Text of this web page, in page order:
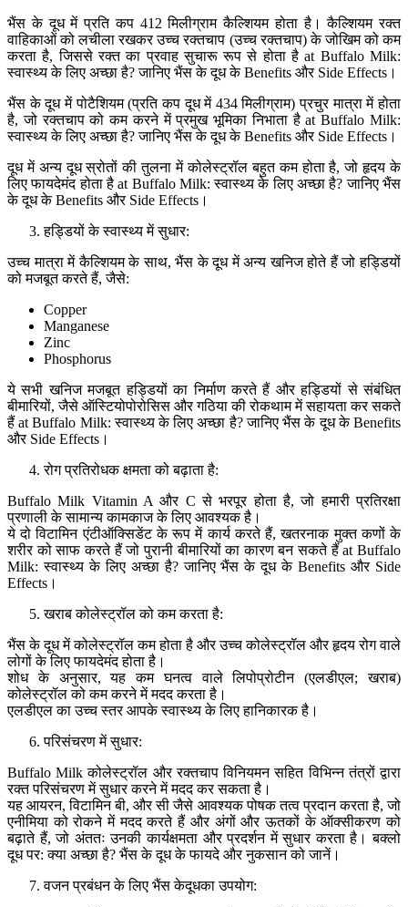
भैंस के दूध में प्रति कप 412 मिलीग्राम कैल्शियम होता है। कैल्शियम रक्त
वाहिकाओं को लचीला रखकर उच्च रक्तचाप (उच्च रक्तचाप) के जोखिम को कम
करता है, जिससे रक्त का प्रवाह सुचारू रूप से होता है at Buffalo Milk:
स्वास्थ्य के लिए अच्छा है? जानिए भैंस के दूध के Benefits और Side Effects।
भैंस के दूध में पोटैशियम (प्रति कप दूध में 434 मिलीग्राम) प्रचुर मात्रा में होता
है, जो रक्तचाप को कम करने में प्रमुख भूमिका निभाता है at Buffalo Milk:
स्वास्थ्य के लिए अच्छा है? जानिए भैंस के दूध के Benefits और Side Effects।
दूध में अन्य दूध स्रोतों की तुलना में कोलेस्ट्रॉल बहुत कम होता है, जो हृदय के
लिए फायदेमंद होता है at Buffalo Milk: स्वास्थ्य के लिए अच्छा है? जानिए भैंस
के दूध के Benefits और Side Effects।
हड्डियों के स्वास्थ्य में सुधार:
उच्च मात्रा में कैल्शियम के साथ, भैंस के दूध में अन्य खनिज होते हैं जो हड्डियों
को मजबूत करते हैं, जैसे:
Copper
Manganese
Zinc
Phosphorus
ये सभी खनिज मजबूत हड्डियों का निर्माण करते हैं और हड्डियों से संबंधित
बीमारियों, जैसे ऑस्टियोपोरोसिस और गठिया की रोकथाम में सहायता कर सकते
हैं at Buffalo Milk: स्वास्थ्य के लिए अच्छा है? जानिए भैंस के दूध के Benefits
और Side Effects।
रोग प्रतिरोधक क्षमता को बढ़ाता है:
Buffalo Milk Vitamin A और C से भरपूर होता है, जो हमारी प्रतिरक्षा
प्रणाली के सामान्य कामकाज के लिए आवश्यक है।
ये दो विटामिन एंटीऑक्सिडेंट के रूप में कार्य करते हैं, खतरनाक मुक्त कणों के
शरीर को साफ करते हैं जो पुरानी बीमारियों का कारण बन सकते हैं at Buffalo
Milk: स्वास्थ्य के लिए अच्छा है? जानिए भैंस के दूध के Benefits और Side
Effects।
खराब कोलेस्ट्रॉल को कम करता है:
भैंस के दूध में कोलेस्ट्रॉल कम होता है और उच्च कोलेस्ट्रॉल और हृदय रोग वाले
लोगों के लिए फायदेमंद होता है।
शोध के अनुसार, यह कम घनत्व वाले लिपोप्रोटीन (एलडीएल; खराब)
कोलेस्ट्रॉल को कम करने में मदद करता है।
एलडीएल का उच्च स्तर आपके स्वास्थ्य के लिए हानिकारक है।
परिसंचरण में सुधार:
Buffalo Milk कोलेस्ट्रॉल और रक्तचाप विनियमन सहित विभिन्न तंत्रों द्वारा
रक्त परिसंचरण में सुधार करने में मदद कर सकता है।
यह आयरन, विटामिन बी, और सी जैसे आवश्यक पोषक तत्व प्रदान करता है, जो
एनीमिया को रोकने में मदद करते हैं और अंगों और ऊतकों के ऑक्सीकरण को
बढ़ाते हैं, जो अंततः उनकी कार्यक्षमता और प्रदर्शन में सुधार करता है। बक्लो
दूध पर: क्या अच्छा है? भैंस के दूध के फायदे और नुकसान को जानें।
वजन प्रबंधन के लिए भैंस केदूधका उपयोग: